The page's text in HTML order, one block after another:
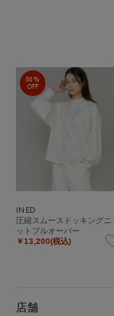
50%
OFF
INED
圧縮スムースドッキングニ
ットプルオーバー
￥13,200(税込)
店舗